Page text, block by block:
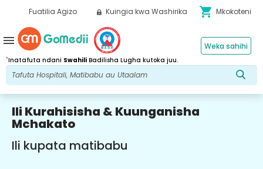
Fuatilia Agizo Kuingia kwa Washirika shopping_cart Mkokoteni
*Inatafuta ndani Swahili Badilisha Lugha kutoka juu.
Weka sahihi
menu
Ili Kurahisisha & Kuunganisha
Mchakato
Ili kupata matibabu